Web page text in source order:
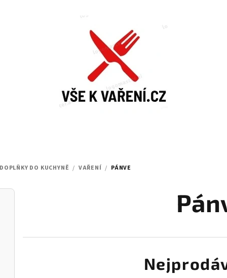
DOPLŇKY DO KUCHYNĚ / VAŘENÍ / PÁNVE